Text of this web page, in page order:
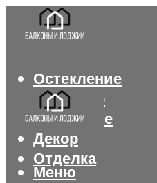
Остекление
Интерьер
Утепление
Декор
Отделка
Меню